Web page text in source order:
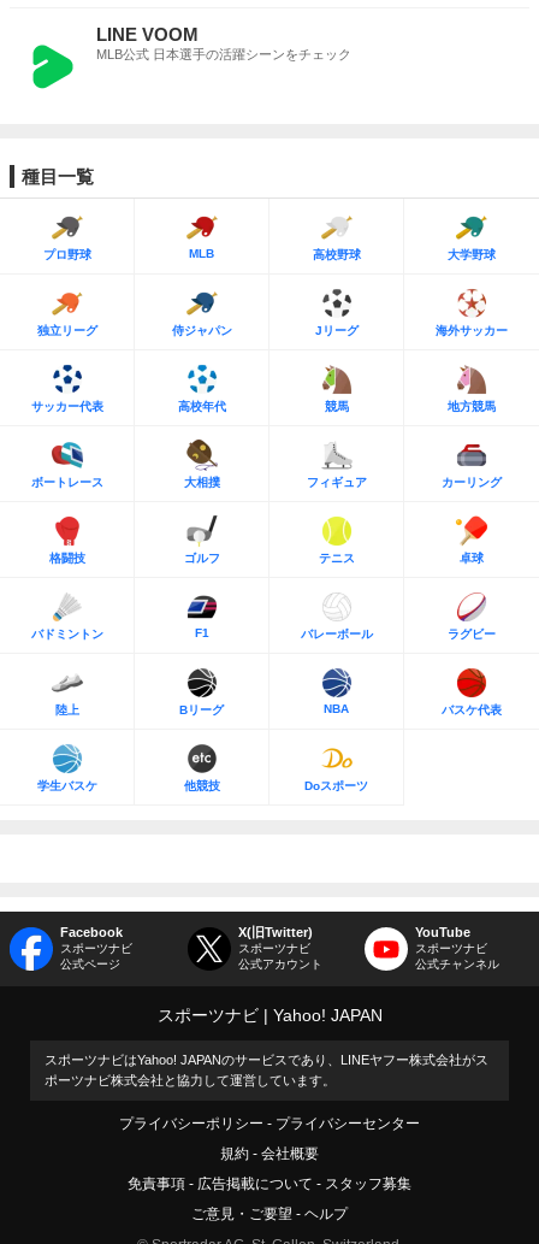
LINE VOOM
MLB公式 日本選手の活躍シーンをチェック
種目一覧
プロ野球 MLB 高校野球 大学野球
独立リーグ 侍ジャパン Jリーグ 海外サッカー
サッカー代表 高校年代 競馬 地方競馬
ボートレース 大相撲 フィギュア カーリング
格闘技 ゴルフ テニス 卓球
バドミントン F1 バレーボール ラグビー
陸上 Bリーグ NBA バスケ代表
学生バスケ 他競技 Doスポーツ
Facebook
スポーツナビ
公式ページ
X(旧Twitter)
スポーツナビ
公式アカウント
YouTube
スポーツナビ
公式チャンネル
スポーツナビ Yahoo! JAPAN
スポーツナビはYahoo! JAPANのサービスであり、LINEヤフー株式会社がス
ポーツナビ株式会社と協力して運営しています。
プライバシーポリシー
プライバシーセンター
規約
会社概要
免責事項
広告掲載について
スタッフ募集
ご意見・ご要望
ヘルプ